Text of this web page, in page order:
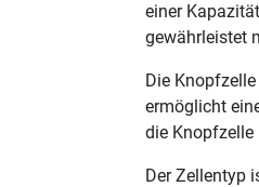
einer
gewährleistet
Die
ermöglicht
die Knopfzelle
Der Zellentyp